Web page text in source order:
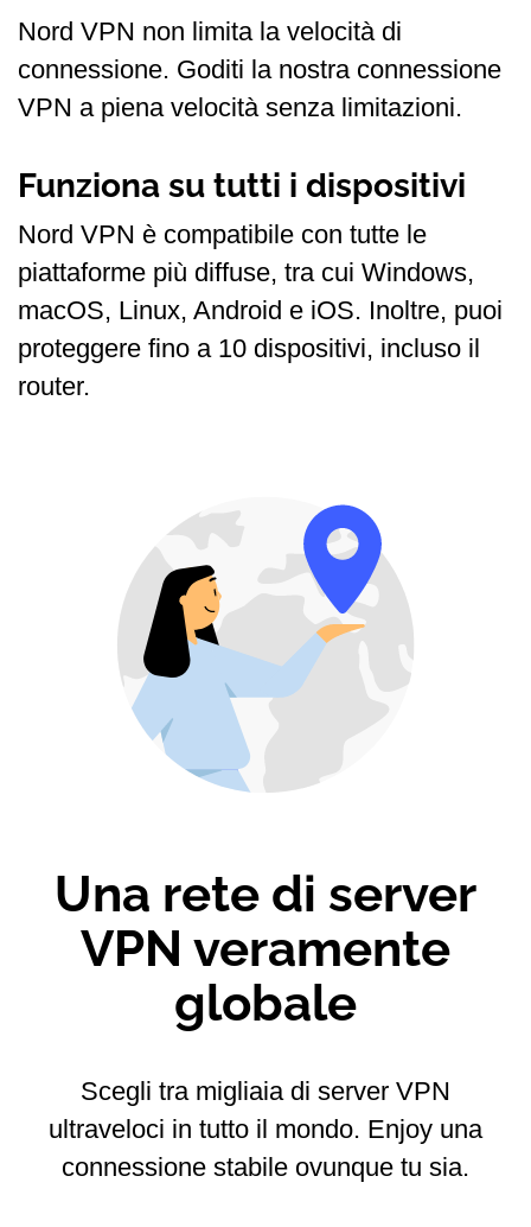
Nord VPN non limita la velocità di
connessione. Goditi la nostra connessione
VPN a piena velocità senza limitazioni.
Funziona su tutti i dispositivi
Nord VPN è compatibile con tutte le
piattaforme più diffuse, tra cui Windows,
macOS, Linux, Android e iOS. Inoltre, puoi
proteggere fino a 10 dispositivi, incluso il
router.
Una rete di server
VPN veramente
globale
Scegli tra migliaia di server VPN
ultraveloci in tutto il mondo. Enjoy una
connessione stabile ovunque tu sia.